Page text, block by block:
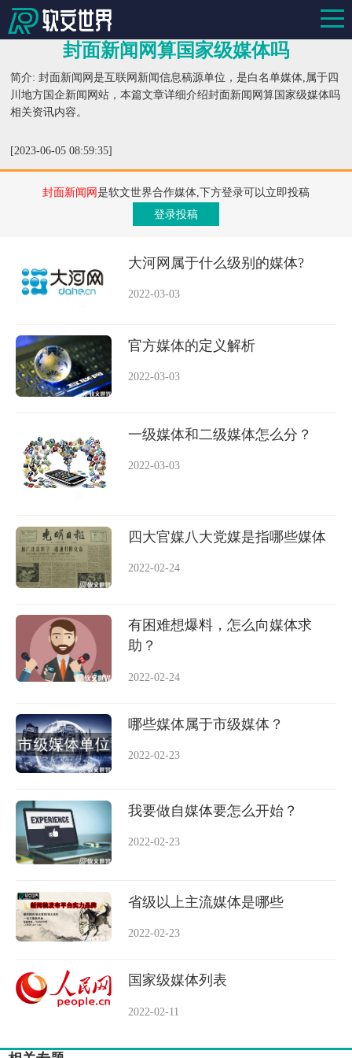
封面新闻网算国家级媒体吗
简介: 封面新闻网是互联网新闻信息稿源单位，是白名单媒体,属于四
川地方国企新闻网站，本篇文章详细介绍封面新闻网算国家级媒体吗
相关资讯内容。
[2023-06-05 08:59:35]
封面新闻网是软文世界合作媒体,下方登录可以立即投稿
登录投稿
大河网属于什么级别的媒体?
2022-03-03
官方媒体的定义解析
2022-03-03
一级媒体和二级媒体怎么分？
2022-03-03
四大官媒八大党媒是指哪些媒体
2022-02-24
有困难想爆料，怎么向媒体求
助？
2022-02-24
哪些媒体属于市级媒体？
2022-02-23
我要做自媒体要怎么开始？
2022-02-23
省级以上主流媒体是哪些
2022-02-23
国家级媒体列表
2022-02-11